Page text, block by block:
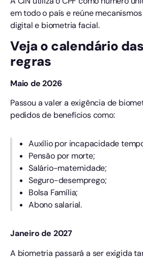
em todo o país e reúne
digital e biometria facial.
Veja o calendário
regras
Maio de 2026
Passou a valer a exigência de
pedidos de benefícios como:
Auxílio por incapacidade
Pensão por morte;
Salário-maternidade;
Seguro-desemprego;
Bolsa Família;
Abono salarial.
Janeiro de 2027
A biometria passará a ser exigida